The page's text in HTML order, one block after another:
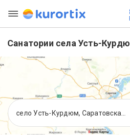
Санатории села Усть-